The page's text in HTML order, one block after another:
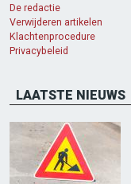
De redactie
Verwijderen artikelen
Klachtenprocedure
Privacybeleid
LAATSTE NIEUWS